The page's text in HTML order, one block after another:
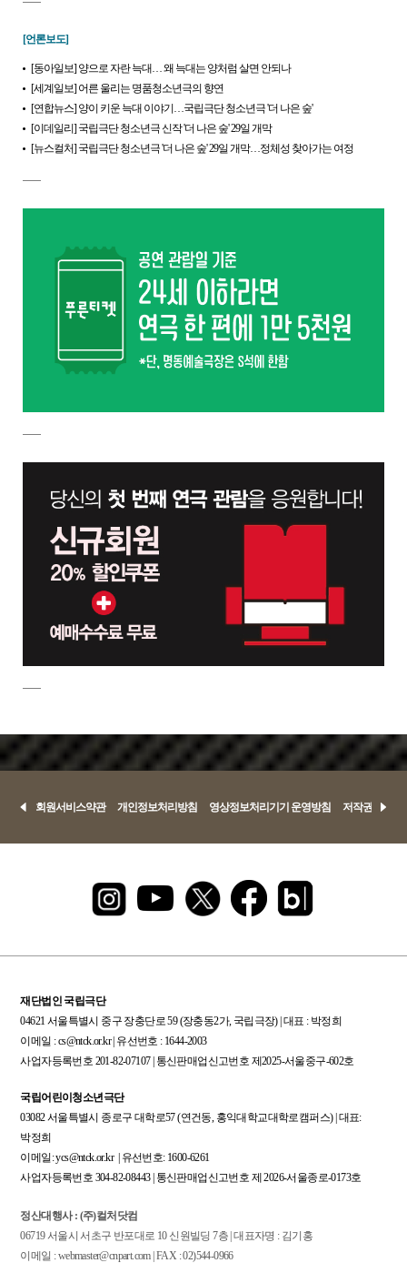
[언론보도]
[동아일보] 양으로 자란 늑대… 왜 늑대는 양처럼 살면 안되나
[세계일보] 어른 울리는 명품청소년극의 향연
[연합뉴스] 양이 키운 늑대 이야기…국립극단 청소년극 '더 나은 숲'
[이데일리] 국립극단 청소년극 신작 '더 나은 숲' 29일 개막
[뉴스컬처] 국립극단 청소년극 '더 나은 숲' 29일 개막…정체성 찾아가는 여정
회원서비스약관 개인정보처리방침 영상정보처리기기 운영방침 저작권정책
재단법인 국립극단
04621 서울특별시 중구 장충단로 59 (장충동2가, 국립극장) | 대표 : 박정희
이메일 : cs@ntck.or.kr | 유선번호 : 1644-2003
사업자등록번호 201-82-07107 | 통신판매업신고번호 제2025-서울중구-602호
국립어린이청소년극단
03082 서울특별시 종로구 대학로57 (연건동, 홍익대학교대학로캠퍼스) | 대표:
박정희
이메일: ycs@ntck.or.kr | 유선번호: 1600-6261
사업자등록번호 304-82-08443 | 통신판매업신고번호 제 2026-서울종로-0173호
정산대행사 : (주)컬처닷컴
06719 서울시 서초구 반포대로 10 신원빌딩 7층 | 대표자명 : 김기홍
이메일 : webmaster@cnpart.com | FAX : 02)544-0966